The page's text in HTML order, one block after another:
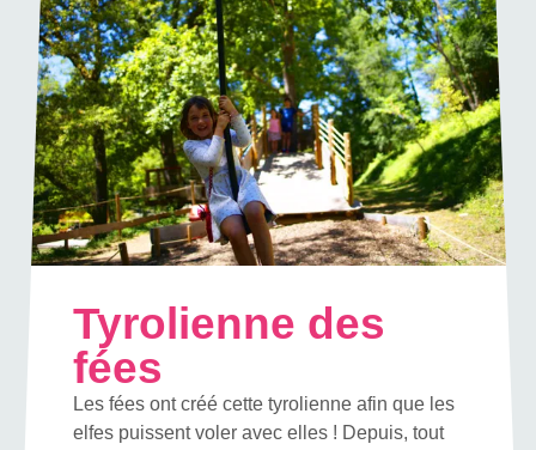
Tyrolienne des
fées
Les fées ont créé cette tyrolienne afin que les
elfes puissent voler avec elles ! Depuis, tout